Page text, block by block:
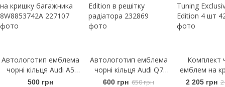
Автологотип емблема
чорні кільця Audi A5
2016- Sportback на
500 грн
Автологотип емблема
чорні кільця Audi Q7
2015- Black Edition в
600 грн 650 грн
Комплект
емблем на
A5/S5/RS
2 205 грн